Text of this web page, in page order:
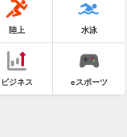
陸上 水泳
ビジネス eスポーツ